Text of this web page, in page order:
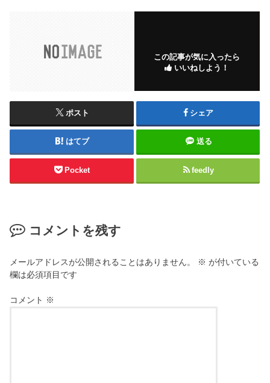
この記事が気に入ったら
いいねしよう！
ポスト シェア
はてブ 送る
Pocket feedly
コメントを残す
メールアドレスが公開されることはありません。 ※ が付いている
欄は必須項目です
コメント ※